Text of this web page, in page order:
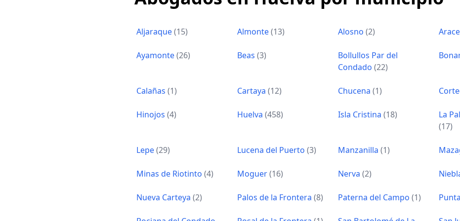
Aljaraque(15) Almonte(13) Alosno (2)
Ayamonte(26) Beas (3)
Bollullos Par del
Condado (22)
Calañas (1) Cartaya (12) Chucena (1)
Hinojos (4) Huelva (458) Isla Cristina (18)
La
(17)
Lepe(29) Lucena del Puerto (3) Manzanilla (1)
Minas de Riotinto (4) Moguer(16) Nerva (2)
Nueva Carteya (2) Palos de la Frontera (8) Paterna del Campo (1)